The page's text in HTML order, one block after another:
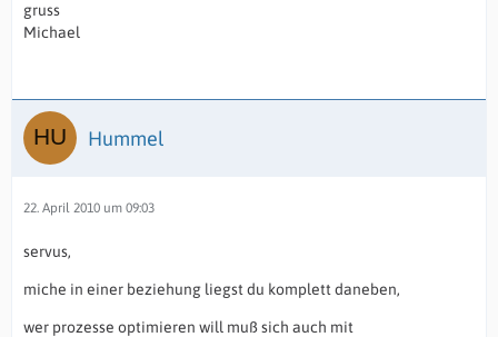
gruss
Michael
Hummel
22. April 2010 um 09:03
servus,
miche in einer beziehung liegst du komplett daneben,
wer prozesse optimieren will muß sich auch mit